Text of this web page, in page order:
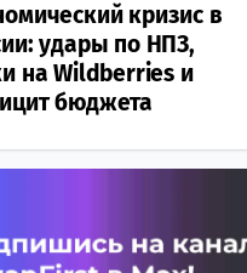
кризис в
удары по НПЗ,
на Wildberries и
бюджета